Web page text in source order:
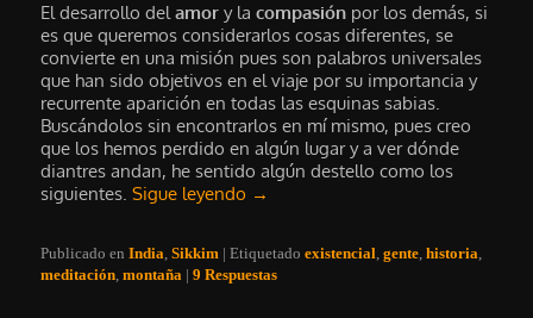
El desarrollo delamory lacompasión por los demás, si
es que queremos considerarlos cosas diferentes, se
convierte en una misión pues son palabros universales
que han sido objetivos en el viaje por su importancia y
recurrente aparición en todas las esquinas sabias.
Buscándolos sin encontrarlos en mí mismo, pues creo
que los hemos perdido en algún lugar y a ver dónde
diantres andan, he sentido algún destello como los
siguientes.Sigue leyendo →
Publicado en India,Sikkim |Etiquetado existencial,gente,historia,
meditación,montaña |9 Respuestas